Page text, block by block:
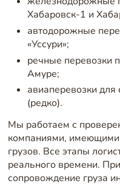
Хабаровск-1 и
автодорожные
«Уссури»;
речные перевозки
Амуре;
авиаперевозки
(редко).
Мы работаем с
компаниями, имеющими
грузов. Все этапы
реального времени.
сопровождение груза